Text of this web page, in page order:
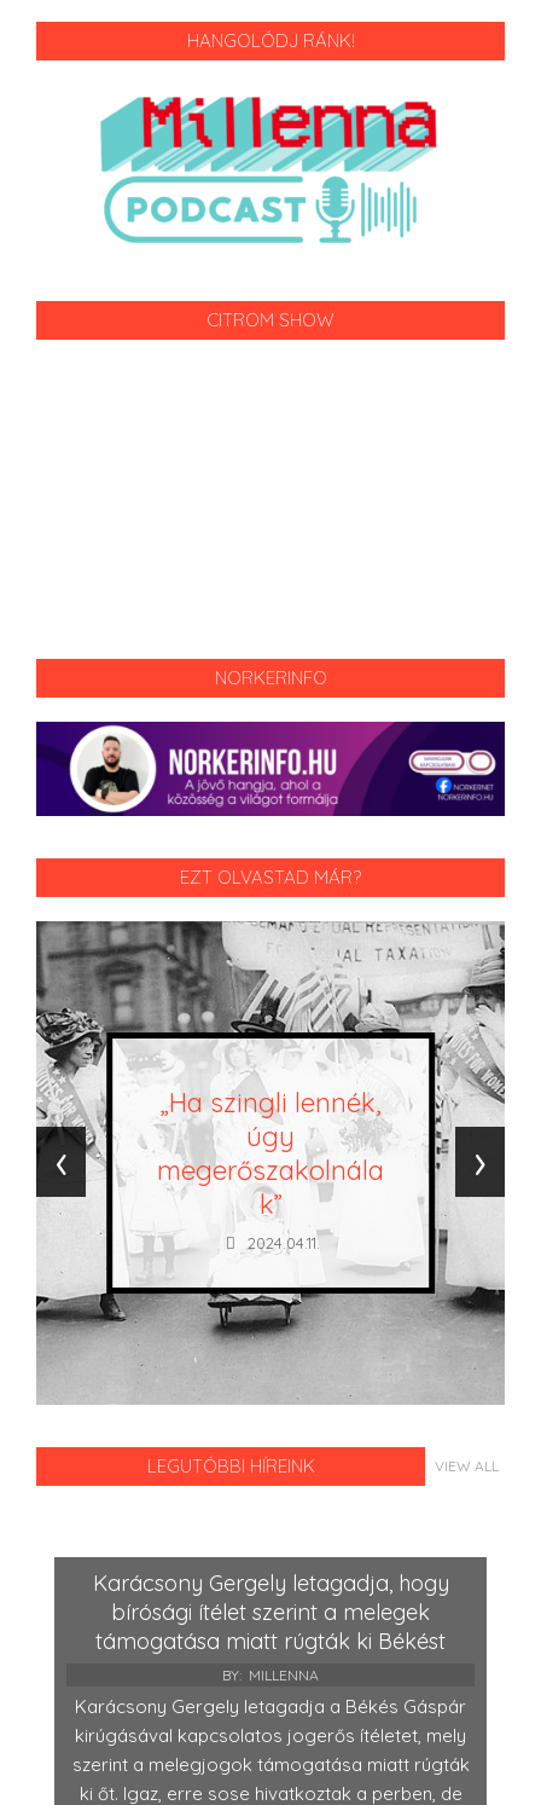
HANGOLÓDJ RÁNK!
CITROM SHOW
NORKERINFO
EZT OLVASTAD MÁR?
„Ha szingli lennék,
úgy
megerőszakolnála
k”
2024.04.11.
‹ ›
LEGUTÓBBI HÍREINK VIEW ALL
Karácsony Gergely letagadja, hogy
bírósági ítélet szerint a melegek
támogatása miatt rúgták ki Békést
BY: MILLENNA
Karácsony Gergely letagadja a Békés Gáspár
kirúgásával kapcsolatos jogerős ítéletet, mely
szerint a melegjogok támogatása miatt rúgták
ki őt. Igaz, erre sose hivatkoztak a perben, de